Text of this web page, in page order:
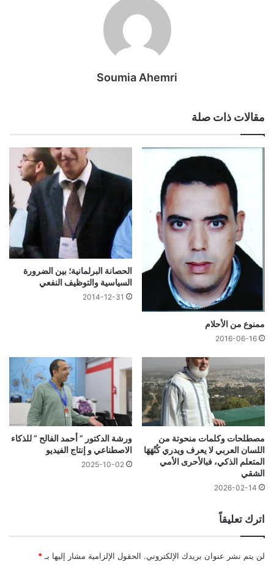
Soumia Ahemri
مقالات ذات صلة
ممنوع من الأحلام
2016-06-16
الحصانة البرلمانية؛ بين الضرورة
السياسية والتوظيف النفعي
2014-12-31
مصطلحات وكلمات منحوتة من
اللسان العربي لا يعرف ويدري كُنْهَهَا
المتعلم الذكي، فبالأحرى الأمي
الشقي
2026-02-14
ورشة الدكتور ” أحمد الفالح ” للذكاء
الاصطناعي و إنتاج الفيديو
2025-10-02
اترك تعليقاً
لن يتم نشر عنوان بريدك الإلكتروني. الحقول الإلزامية مشار إليها بـ *